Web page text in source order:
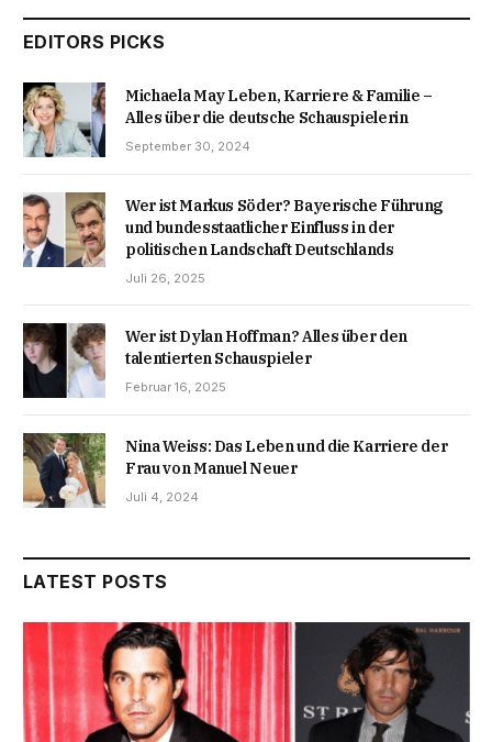
EDITORS PICKS
Michaela May Leben, Karriere & Familie –
Alles über die deutsche Schauspielerin
September 30, 2024
Wer ist Markus Söder? Bayerische Führung
und bundesstaatlicher Einfluss in der
politischen Landschaft Deutschlands
Juli 26, 2025
Wer ist Dylan Hoffman? Alles über den
talentierten Schauspieler
Februar 16, 2025
Nina Weiss: Das Leben und die Karriere der
Frau von Manuel Neuer
Juli 4, 2024
LATEST POSTS